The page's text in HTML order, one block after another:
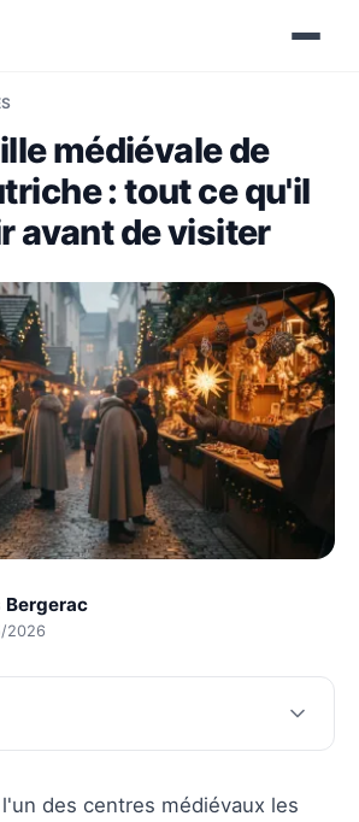
médiévale de
: tout ce qu'il
avant de visiter
Bergerac
2026
à Steyr
les expériences authentiques
des centres médiévaux les